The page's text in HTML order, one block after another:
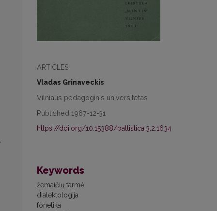
ARTICLES
Vladas Grinaveckis
Vilniaus pedagoginis universitetas
Published 1967-12-31
https://doi.org/10.15388/baltistica.3.2.1634
Keywords
žemaičių tarmė
dialektologija
fonetika
,